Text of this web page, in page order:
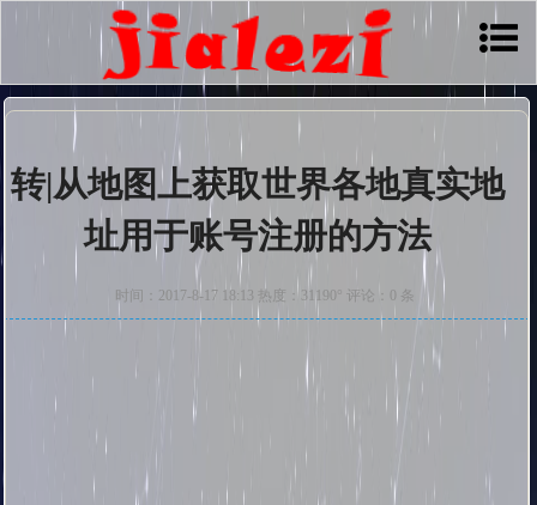
转|从地图上获取世界各地真实地
址用于账号注册的方法
时间：2017-8-17 18:13 热度：31190° 评论：0 条